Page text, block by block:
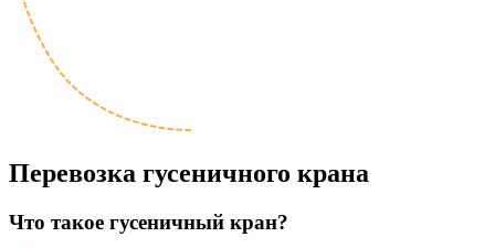
Перевозка гусеничного крана
Что такое гусеничный кран?